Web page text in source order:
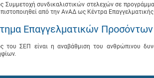
Συμμετοχή συνδικαλιστικών στελεχών σε
από την ΑνΑΔ ως Κέντρα
Επαγγελματικών
του ΣΕΠ είναι η αναβάθμιση του ανθρώπινου